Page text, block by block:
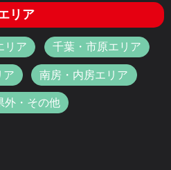
リア
リア 千葉・市原エリア
ア 南房・内房エリア
外・その他